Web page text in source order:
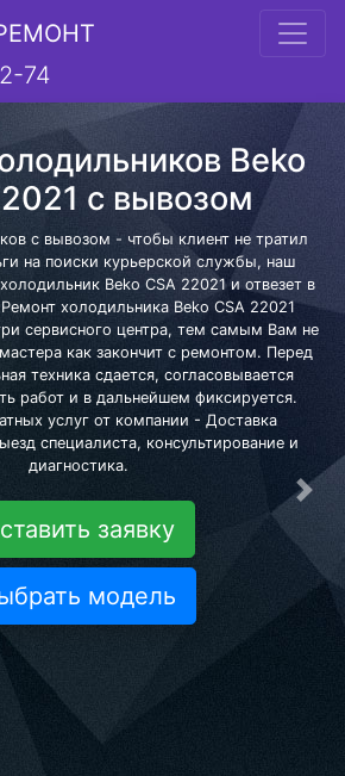
74
Beko
с вывозом
с вывозом - чтобы клиент не тратил
на поиски курьерской службы, наш
Beko CSA 22021 и отвезет в
холодильника Beko CSA 22021
сервисного центра, тем самым Вам не
как закончит с ремонтом. Перед
техника сдается, согласовывается
работ и в дальнейшем фиксируется.
услуг от компании - Доставка
специалиста, консультирование и
диагностика.
заявку
модель